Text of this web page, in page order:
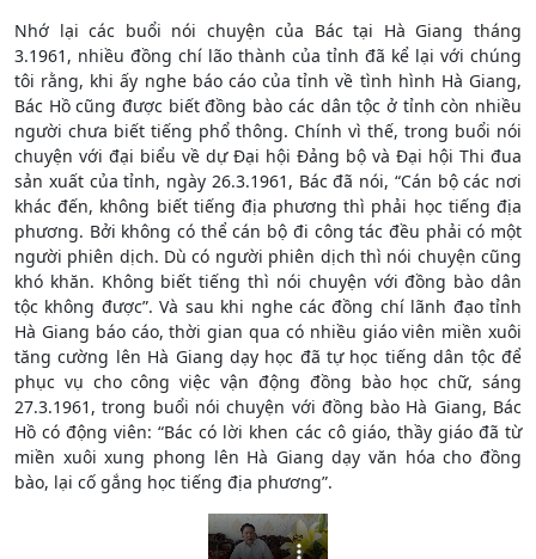
Nhớ lại các buổi nói chuyện của Bác tại Hà Giang tháng
3.1961, nhiều đồng chí lão thành của tỉnh đã kể lại với chúng
tôi rằng, khi ấy nghe báo cáo của tỉnh về tình hình Hà Giang,
Bác Hồ cũng được biết đồng bào các dân tộc ở tỉnh còn nhiều
người chưa biết tiếng phổ thông. Chính vì thế, trong buổi nói
chuyện với đại biểu về dự Đại hội Đảng bộ và Đại hội Thi đua
sản xuất của tỉnh, ngày 26.3.1961, Bác đã nói, “Cán bộ các nơi
khác đến, không biết tiếng địa phương thì phải học tiếng địa
phương. Bởi không có thể cán bộ đi công tác đều phải có một
người phiên dịch. Dù có người phiên dịch thì nói chuyện cũng
khó khăn. Không biết tiếng thì nói chuyện với đồng bào dân
tộc không được”. Và sau khi nghe các đồng chí lãnh đạo tỉnh
Hà Giang báo cáo, thời gian qua có nhiều giáo viên miền xuôi
tăng cường lên Hà Giang dạy học đã tự học tiếng dân tộc để
phục vụ cho công việc vận động đồng bào học chữ, sáng
27.3.1961, trong buổi nói chuyện với đồng bào Hà Giang, Bác
Hồ có động viên: “Bác có lời khen các cô giáo, thầy giáo đã từ
miền xuôi xung phong lên Hà Giang dạy văn hóa cho đồng
bào, lại cố gắng học tiếng địa phương”.